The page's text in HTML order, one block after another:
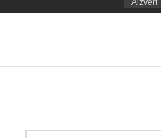
Aizvērt